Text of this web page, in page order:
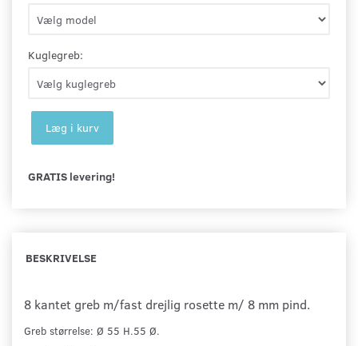
Kuglegreb:
Læg i kurv
GRATIS levering!
BESKRIVELSE
8 kantet greb m/fast drejlig rosette m/ 8 mm pind.
Greb størrelse: Ø 55 H.55 Ø.